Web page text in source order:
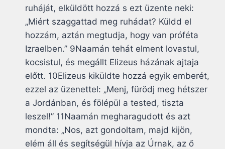
ruháját, elküldött hozzá s ezt üzente neki:
„Miért szaggattad meg ruhádat? Küldd el
hozzám, aztán megtudja, hogy van próféta
Izraelben.” 9Naamán tehát elment lovastul,
kocsistul, és megállt Elizeus házának ajtaja
előtt. 10Elizeus kiküldte hozzá egyik emberét,
ezzel az üzenettel: „Menj, fürödj meg hétszer
a Jordánban, és fölépül a tested, tiszta
leszel!” 11Naamán megharagudott és azt
mondta: „Nos, azt gondoltam, majd kijön,
elém áll és segítségül hívja az Úrnak, az ő